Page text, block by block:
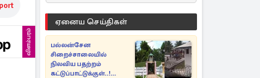
விளம்பரம்
ஏனைய செய்திகள்
பல்லன்சேன
சிறைச்சாலையில்
நிலவிய பதற்றம்
கட்டுப்பாட்டுக்குள்..!